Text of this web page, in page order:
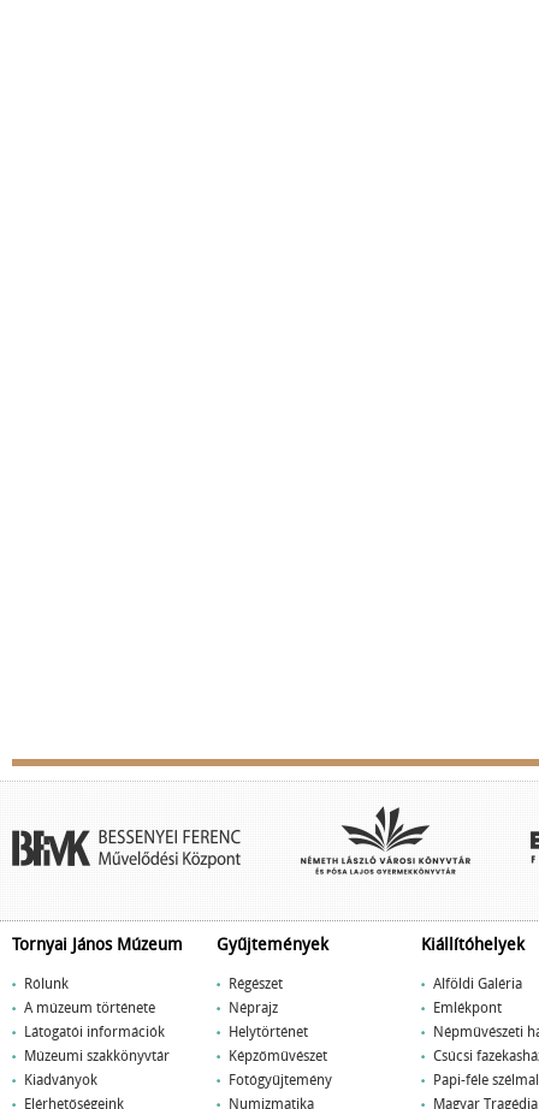
Tornyai János Múzeum
Rólunk
A múzeum története
Látogatói információk
Múzeumi szakkönyvtár
Kiadványok
Elérhetőségeink
Gyűjtemények
Régészet
Néprajz
Helytörténet
Képzőművészet
Fotógyűjtemény
Numizmatika
Kiállítóhelyek
Alföldi Galéria
Emlékpont
Népművészeti
Csúcsi
Papi-féle
Magyar